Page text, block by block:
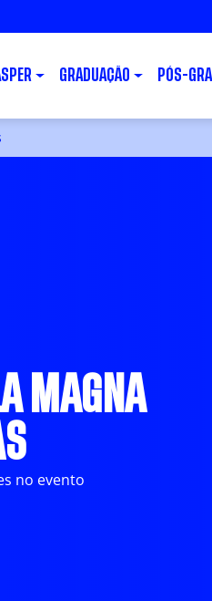
GRADUAÇÃO PÓS-
MAGNA
no evento